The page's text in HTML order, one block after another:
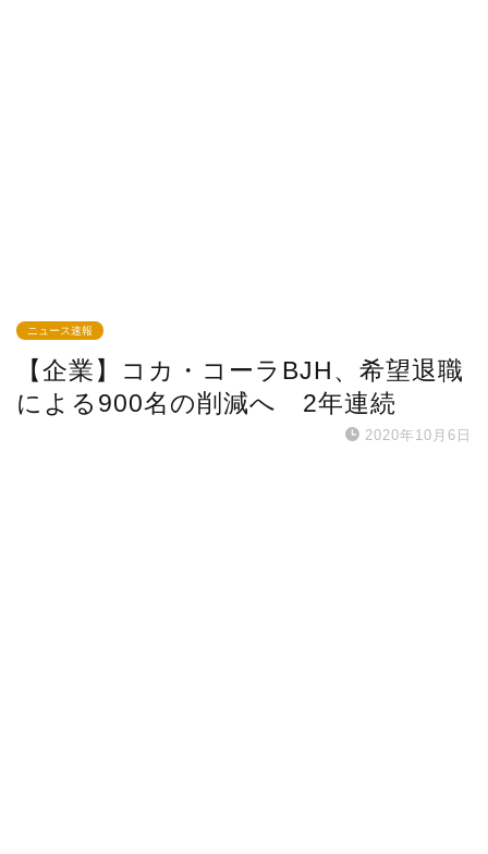
ニュース速報
【企業】コカ・コーラBJH、希望退職
による900名の削減へ 2年連続
2020年10月6日